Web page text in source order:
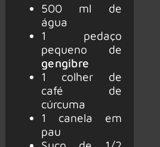
500 ml de
água
1 pedaço
pequeno de
gengibre
1 colher de
café de
cúrcuma
1 canela em
pau